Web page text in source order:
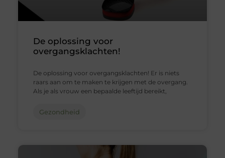
De oplossing voor
overgangsklachten!
De oplossing voor overgangsklachten! Er is niets
raars aan om te maken te krijgen met de overgang.
Als je als vrouw een bepaalde leeftijd bereikt,
Gezondheid